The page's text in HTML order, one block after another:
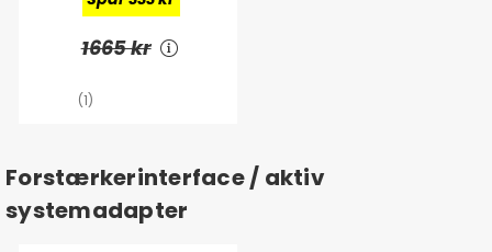
1665 kr
(1)
Forstærkerinterface / aktiv
systemadapter